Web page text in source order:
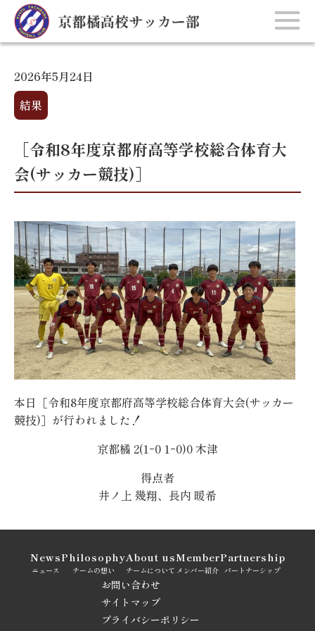
2026年5月24日
結果
［令和8年度京都府高等学校総合体育大
会(サッカー競技)］
本日［令和8年度京都府高等学校総合体育大会(サッカー
競技)］が行われました！
京都橘 2(1ｰ0 1ｰ0)0 木津
得点者
井ノ上 幾翔、長内 暖希
ニュース
News
チームの想い
Philosophy
チームについて
About us
メンバー紹介
Member
パートナーシップ
Partnership
お問い合わせ
サイトマップ
プライバシーポリシー